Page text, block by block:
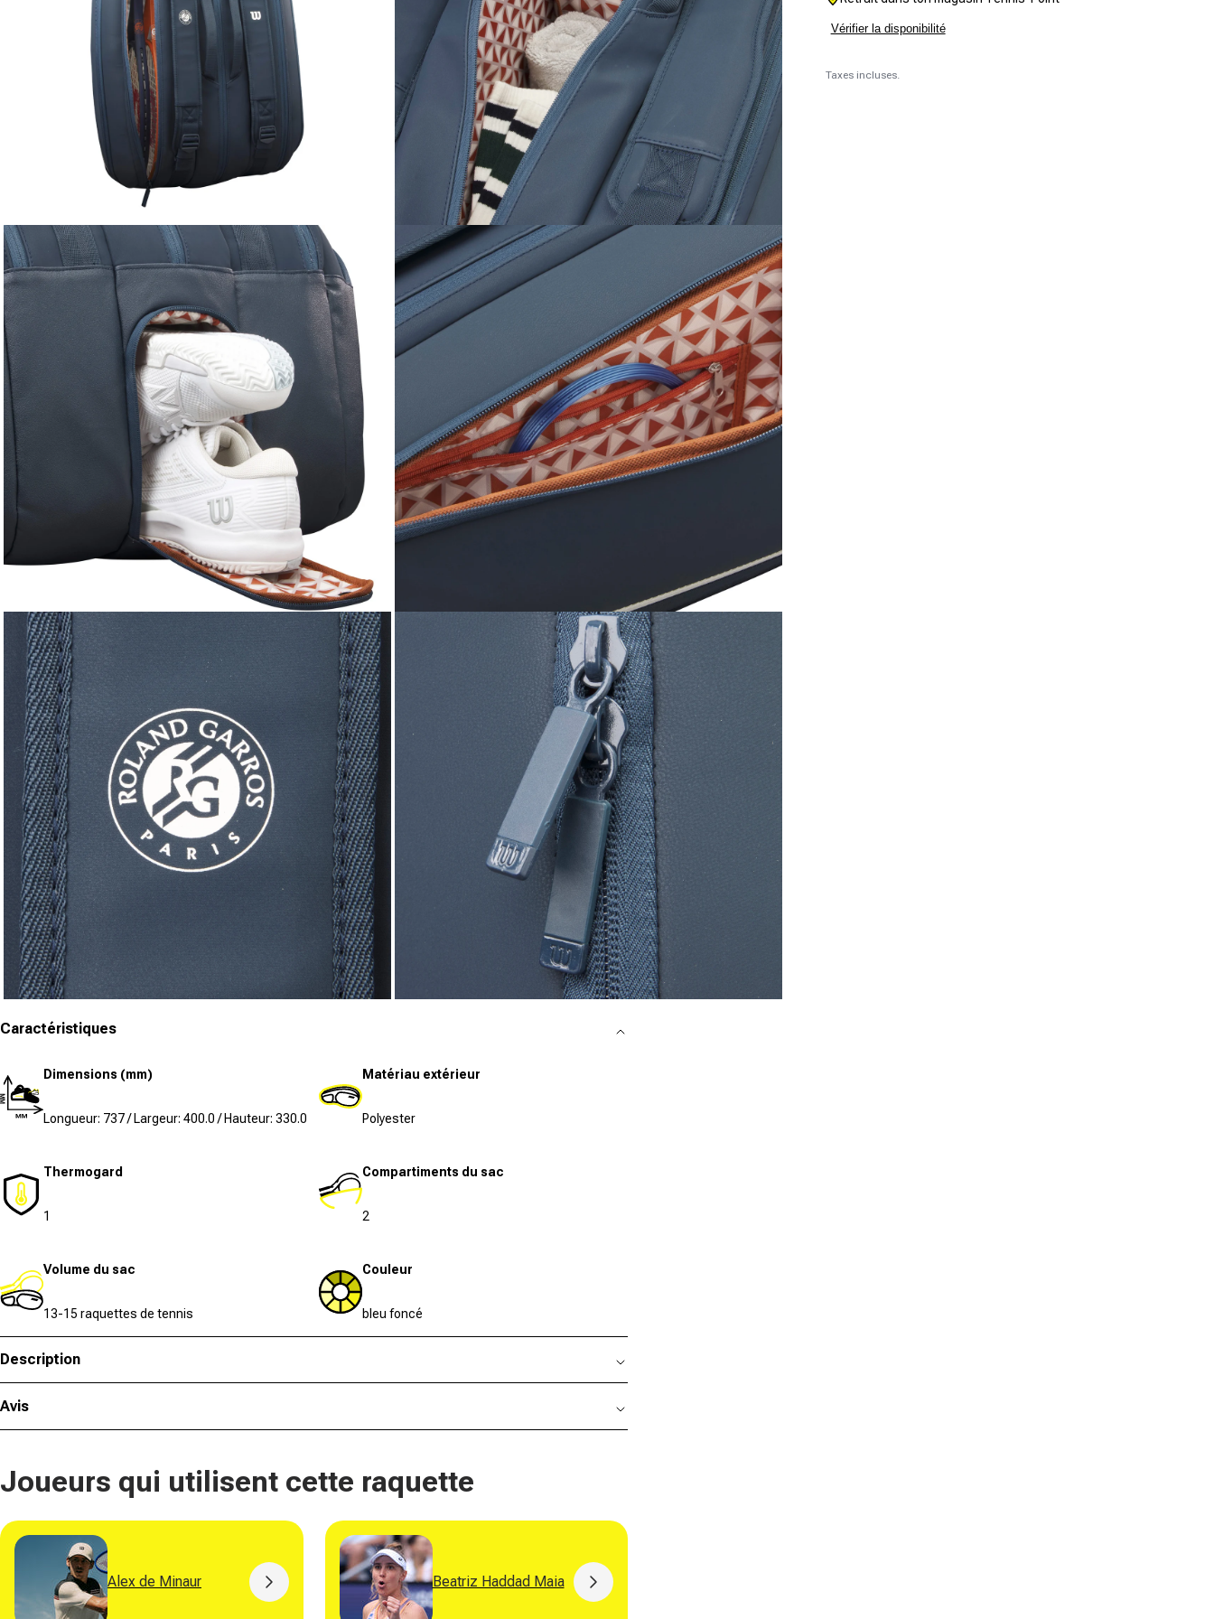
Ouvrir le média 3 dans la fenêtre modale Ouvrir le média 4 dans la fenêtre modale
Ouvrir le média 5 dans la fenêtre modale Ouvrir le média 6 dans la fenêtre modale
Vérifier la disponibilité
Taxes incluses.
Caractéristiques
Dimensions (mm)
Longueur: 737 / Largeur: 400.0 / Hauteur: 330.0
Matériau extérieur
Polyester
Thermogard
1
Compartiments du sac
2
Volume du sac
13-15 raquettes de tennis
Couleur
bleu foncé
Description
Avis
Joueurs qui utilisent cette raquette
Alex de Minaur
Button
Beatriz Haddad Maia
Button